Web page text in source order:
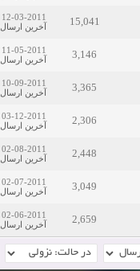
15,041
12-03-2011 11:38 PM
آخرین ارسال
3,146
11-05-2011 01:22 AM
آخرین ارسال
3,365
10-09-2011 07:23 PM
آخرین ارسال
2,306
03-12-2011 09:13 PM
آخرین ارسال
2,448
02-08-2011 05:14 PM
آخرین ارسال
3,049
02-07-2011 02:37 AM
آخرین ارسال
2,659
02-06-2011 11:18 PM
آخرین ارسال